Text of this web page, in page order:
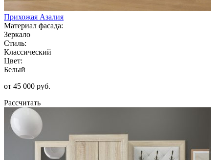
Прихожая Азалия
Материал фасада:
Зеркало
Стиль:
Классический
Цвет:
Белый
от 45 000 руб.
Рассчитать